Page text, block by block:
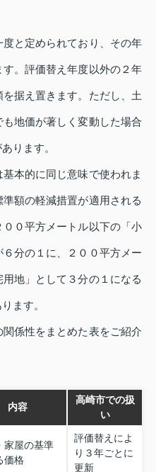
と定められており、その年
。評価替え年度以外の２年
据え置きます。ただし、土
地価が著しく変動した場合
ります。
本的に同じ意味で使われま
額の軽減措置が適用される
０平方メートル以下の「小
分の１に、２００平方メー
地」として３分の１になる
ます。
係性をまとめた表をご紹介
内容
高崎市での扱
い
家屋の基準
価格
評価替えによ
り３年ごとに
更新